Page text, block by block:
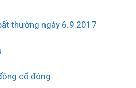
thường ngày 6.9.2017
cổ đông